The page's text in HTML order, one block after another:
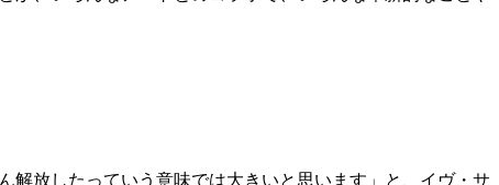
解放したっていう意味では大きいと思います」と、イヴ・サ